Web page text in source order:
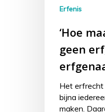
Erfenis
‘Hoe
geen
Het erfrecht
bijna
maken.